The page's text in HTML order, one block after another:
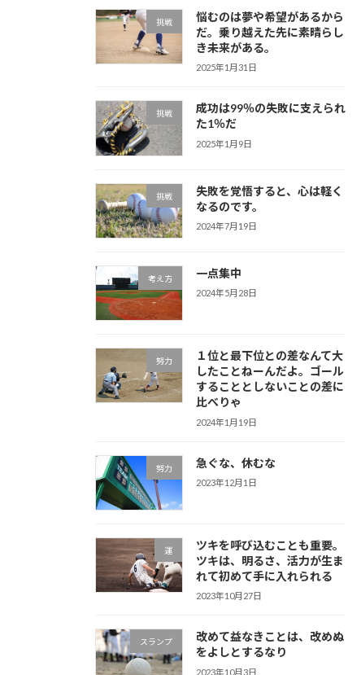
挑戦
悩むのは夢や希望があるから
だ。乗り越えた先に素晴らし
き未来がある。
2025年1月31日
挑戦
成功は99％の失敗に支えられ
た1％だ
2025年1月9日
挑戦
失敗を覚悟すると、心は軽く
なるのです。
2024年7月19日
考え方 一点集中
2024年5月28日
努力
１位と最下位との差なんて大
したことねーんだよ。ゴール
することとしないことの差に
比べりゃ
2024年1月19日
努力 急ぐな、休むな
2023年12月1日
運
ツキを呼び込むことも重要。
ツキは、明るさ、活力が生ま
れて初めて手に入れられる
2023年10月27日
スランプ
改めて益なきことは、改めぬ
をよしとするなり
2023年10月3日